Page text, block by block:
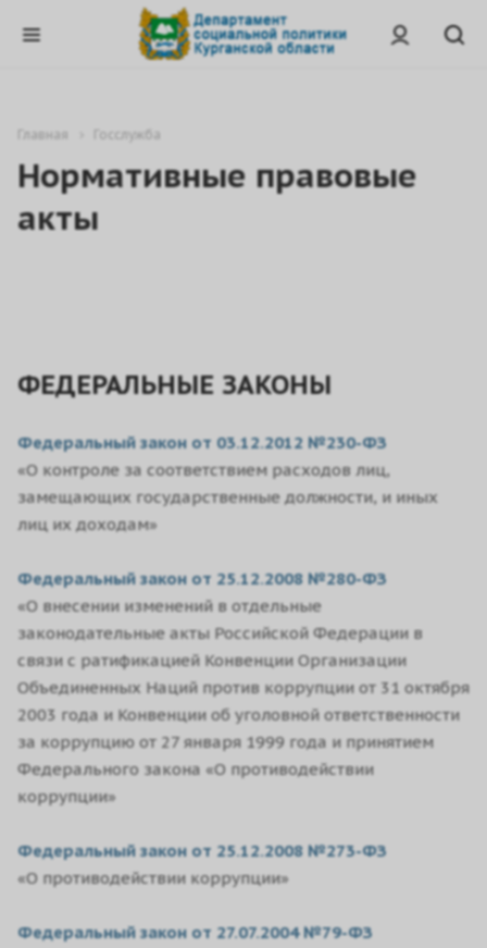
Главная Госслужба
Нормативные правовые
акты
ФЕДЕРАЛЬНЫЕ ЗАКОНЫ
Федеральный закон от 03.12.2012 №230-ФЗ
«О контроле за соответствием расходов лиц,
замещающих государственные должности, и иных
лиц их доходам»
Федеральный закон от 25.12.2008 №280-ФЗ
«О внесении изменений в отдельные
законодательные акты Российской Федерации в
связи с ратификацией Конвенции Организации
Объединенных Наций против коррупции от 31 октября
2003 года и Конвенции об уголовной ответственности
за коррупцию от 27 января 1999 года и принятием
Федерального закона «О противодействии
коррупции»
Федеральный закон от 25.12.2008 №273-ФЗ
«О противодействии коррупции»
Федеральный закон от 27.07.2004 №79-ФЗ